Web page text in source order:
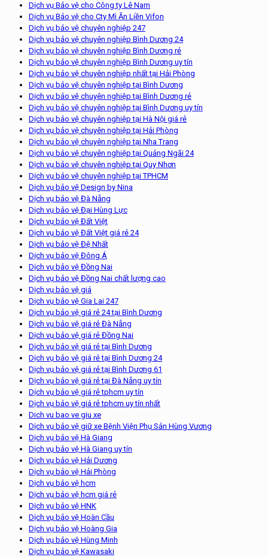
Dịch vụ Bảo vệ cho Công ty Lê Nam
Dịch vụ Bảo vệ cho Cty Mì Ăn Liền Vifon
Dịch vụ bảo vệ chuyên nghiệp 247
Dịch vụ bảo vệ chuyên nghiệp Bình Dương 24
Dịch vụ bảo vệ chuyên nghiệp Bình Dương rẻ
Dịch vụ bảo vệ chuyên nghiệp Bình Dương uy tín
Dịch vụ bảo vệ chuyên nghiệp nhất tại Hải Phòng
Dịch vụ bảo vệ chuyên nghiệp tại Bình Dương
Dịch vụ bảo vệ chuyên nghiệp tại Bình Dương rẻ
Dịch vụ bảo vệ chuyên nghiệp tại Bình Dương uy tín
Dịch vụ bảo vệ chuyên nghiệp tại Hà Nội giá rẻ
Dịch vụ bảo vệ chuyên nghiệp tại Hải Phòng
Dịch vụ bảo vệ chuyên nghiệp tại Nha Trang
Dịch vụ bảo vệ chuyên nghiệp tại Quảng Ngãi 24
Dịch vụ bảo vệ chuyên nghiệp tại Quy Nhơn
Dịch vụ bảo vệ chuyên nghiệp tại TPHCM
Dịch vụ bảo vệ Design by Nina
Dịch vụ bảo vệ Đà Nẵng
Dịch vụ bảo vệ Đại Hùng Lực
Dịch vụ bảo vệ Đất Việt
Dịch vụ bảo vệ Đất Việt giá rẻ 24
Dịch vụ bảo vệ Đệ Nhất
Dịch vụ bảo vệ Đông Á
Dịch vụ bảo vệ Đồng Nai
Dịch vụ bảo vệ Đồng Nai chất lượng cao
Dịch vụ bảo vệ giá
Dịch vụ bảo vệ Gia Lai 247
Dịch vụ bảo vệ giá rẻ 24 tại Bình Dương
Dịch vụ bảo vệ giá rẻ Đà Nẵng
Dịch vụ bảo vệ giá rẻ Đồng Nai
Dịch vụ bảo vệ giá rẻ tại Bình Dương
Dịch vụ bảo vệ giá rẻ tại Bình Dương 24
Dịch vụ bảo vệ giá rẻ tại Bình Dương 61
Dịch vụ bảo vệ giá rẻ tại Đà Nẵng uy tín
Dịch vụ bảo vệ giá rẻ tphcm uy tín
Dịch vụ bảo vệ giá rẻ tphcm uy tín nhất
Dich vu bao ve giu xe
Dịch vụ bảo vệ giữ xe Bệnh Viện Phụ Sản Hùng Vương
Dịch vụ bảo vệ Hà Giang
Dịch vụ bảo vệ Hà Giang uy tín
Dịch vụ bảo vệ Hải Dương
Dịch vụ bảo vệ Hải Phòng
Dịch vụ bảo vệ hcm
Dịch vụ bảo vệ hcm giá rẻ
Dịch vụ bảo vệ HNK
Dịch vụ bảo vệ Hoàn Cầu
Dịch vụ bảo vệ Hoàng Gia
Dịch vụ bảo vệ Hùng Minh
Dịch vụ bảo vệ Kawasaki